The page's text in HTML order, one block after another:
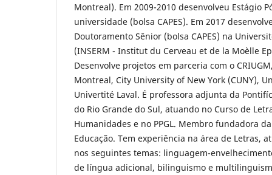
Montreal). Em 2009-2010 desenvolveu Estágio
universidade (bolsa CAPES). Em 2017
Doutoramento Sênior (bolsa CAPES) na
(INSERM - Institut du Cerveau et de la Moèlle
Desenvolve projetos em parceria com o
Montreal, City University of New York (CUNY),
Univertité Laval. É professora adjunta da
do Rio Grande do Sul, atuando no Curso de
Humanidades e no PPGL. Membro fundadora
Educação. Tem experiência na área de Letras,
nos seguintes temas: linguagem-
de língua adicional, bilinguismo e